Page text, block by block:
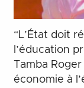
“L’État doit
l’éducation
Tamba
économie à